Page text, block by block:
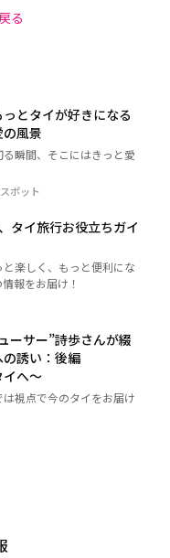
る
っとタイが好きになる
の風景
瞬間、そこにはきっと愛
ポット
タイ旅行お役立ちガイ
楽しく、もっと便利にな
報をお届け！
ーサー”詩歩さんが綴
誘い：後編
へ～
視点で今のタイをお届け